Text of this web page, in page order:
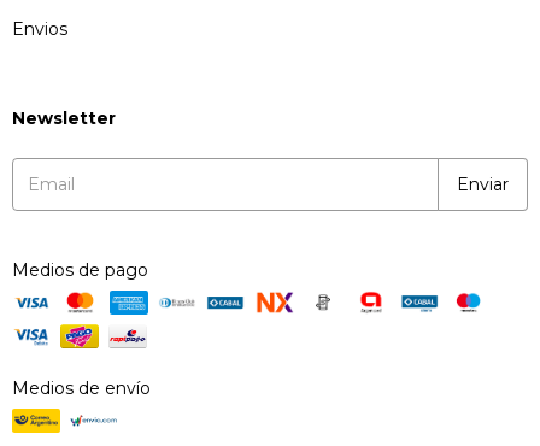
Envios
Newsletter
Medios de pago
Medios de envío